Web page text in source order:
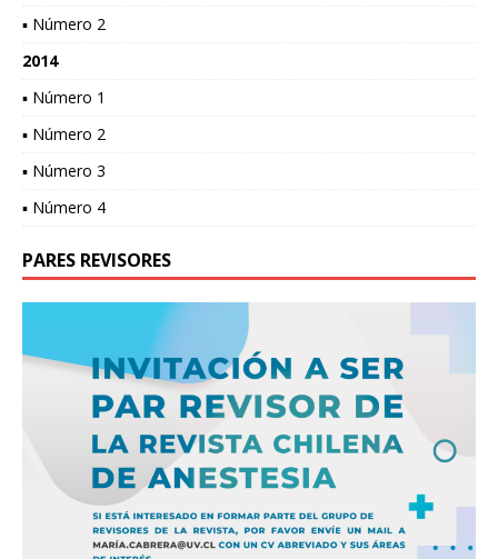
▪ Número 2
2014
▪ Número 1
▪ Número 2
▪ Número 3
▪ Número 4
PARES REVISORES